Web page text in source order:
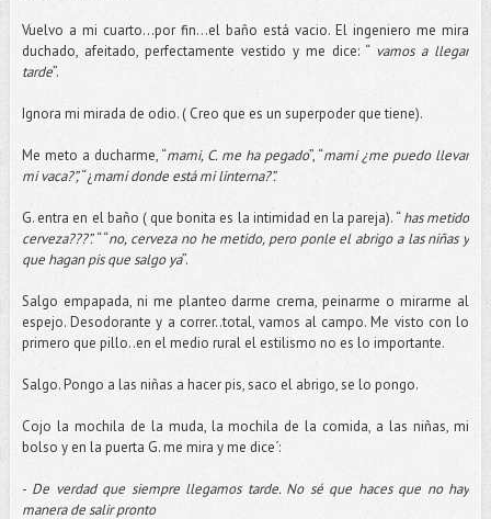
Vuelvo a mi cuarto…por fin…el baño está vacio. El ingeniero me mira
duchado, afeitado, perfectamente vestido y me dice: “ vamos a llegar
tarde”.
Ignora mi mirada de odio. ( Creo que es un superpoder que tiene).
Me meto a ducharme, “mami, C. me ha pegado”, “mami ¿me puedo llevar
mi vaca?”,“¿mami donde está mi linterna?”.
G. entra en el baño ( que bonita es la intimidad en la pareja). “has metido
cerveza???”.“ “no, cerveza no he metido, pero ponle el abrigo a las niñas y
que hagan pis que salgo ya”.
Salgo empapada, ni me planteo darme crema, peinarme o mirarme al
espejo. Desodorante y a correr..total, vamos al campo. Me visto con lo
primero que pillo..en el medio rural el estilismo no es lo importante.
Salgo. Pongo a las niñas a hacer pis, saco el abrigo, se lo pongo.
Cojo la mochila de la muda, la mochila de la comida, a las niñas, mi
bolso y en la puerta G. me mira y me dice´:
- De verdad que siempre llegamos tarde. No sé que haces que no hay
manera de salir pronto